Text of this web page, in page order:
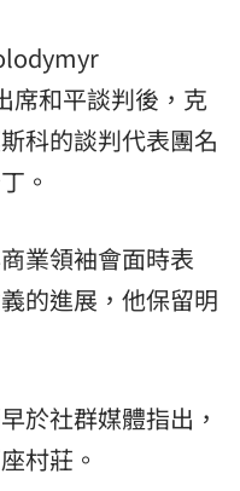
席和平談判後，克
科的談判代表團名
。
業領袖會面時表
的進展，他保留明
於社群媒體指出，
村莊。